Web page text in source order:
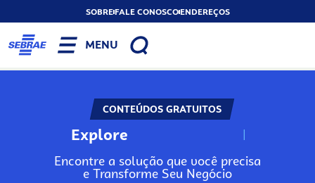
SOBREFALE CONOSCOENDEREÇOS
MENU
CONTEÚDOS GRATUITOS
Explore N
Encontre a solução que você precisa
e Transforme Seu Negócio